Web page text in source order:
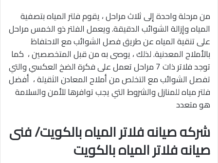
من مرحلة واحدة إلى ثلاث مراحل ، يقوم فلتر المياه بتصفية
المياه وإزالة الشوائب الدقيقة. ويعمل الفلتر ذو الخمس مراحل
على تنقية المياه عن طريق فصل الشوائب مع الاحتفاظ
بالأملاح المعدنية. لذلك ، يوصى به من قبل المتخصصين ، كما
توجد فلاتر ذات 7 مراحل تعمل على فكرة الضخ العكسي والتي
تفصل الشوائب مع التخلص من أملاح المعادن الثقيلة ، أفضل
فلتر مياه للمنازل والشروط التي يجب توافرها للأمن والسلامة
هو متعدد
شركه صيانه فلاتر المياه بالكويت/ فنى
صيانه فلاتر المياه بالكويت